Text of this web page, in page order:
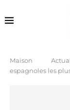
Maison
espagnoles les